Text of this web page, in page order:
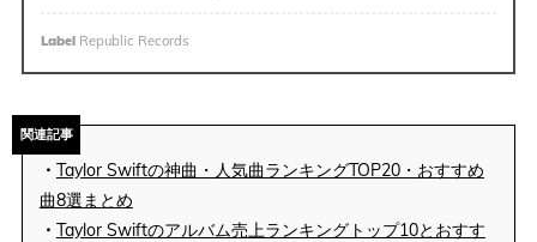
LabelRepublic Records
関連記事
・ Taylor Swiftの神曲・人気曲ランキングTOP20・おすすめ
曲8選まとめ
・ Taylor Swiftのアルバム売上ランキングトップ10とおすす